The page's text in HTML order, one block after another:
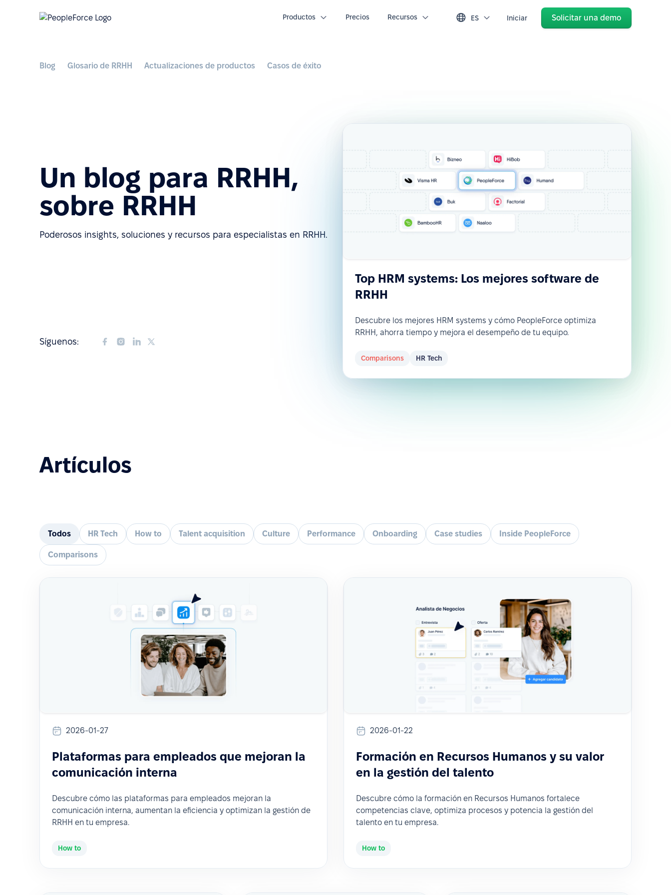
Productos Precios Recursos ES Iniciar Solicitar una demo
Blog Glosario de RRHH Actualizaciones de productos Casos de éxito
Un blog para RRHH,
sobre RRHH
Poderosos insights, soluciones y recursos para especialistas en RRHH.
Síguenos:
Top HRM systems: Los mejores software de
RRHH
Descubre los mejores HRM systems y cómo PeopleForce optimiza
RRHH, ahorra tiempo y mejora el desempeño de tu equipo.
Comparisons HR Tech
Artículos
Todos HR Tech How to Talent acquisition Culture Performance Onboarding Case studies Inside PeopleForce
Comparisons
2026-01-27
Plataformas para empleados que mejoran la
comunicación interna
Descubre cómo las plataformas para empleados mejoran la
comunicación interna, aumentan la eficiencia y optimizan la gestión de
RRHH en tu empresa.
How to
2026-01-22
Formación en Recursos Humanos y su valor
en la gestión del talento
Descubre cómo la formación en Recursos Humanos fortalece
competencias clave, optimiza procesos y potencia la gestión del
talento en tu empresa.
How to